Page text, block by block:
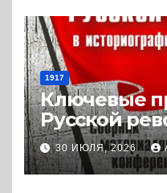
1917
Ключевые
Русской
Книга
30 ИЮЛЯ, 2026